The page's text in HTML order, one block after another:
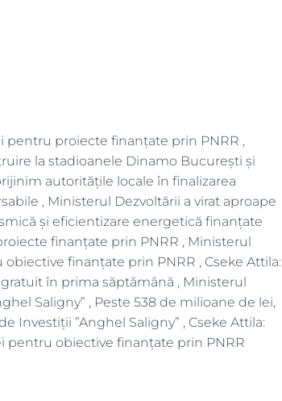
pentru proiecte finanțate prin PNRR ,
la stadioanele Dinamo București și
autoritățile locale în finalizarea
, Ministerul Dezvoltării a virat aproape
și eficientizare energetică finanțate
finanțate prin PNRR , Ministerul
finanțate prin PNRR , Cseke Attila:
în prima săptămână , Ministerul
Saligny” , Peste 538 de milioane de lei,
”Anghel Saligny” , Cseke Attila:
pentru obiective finanțate prin PNRR